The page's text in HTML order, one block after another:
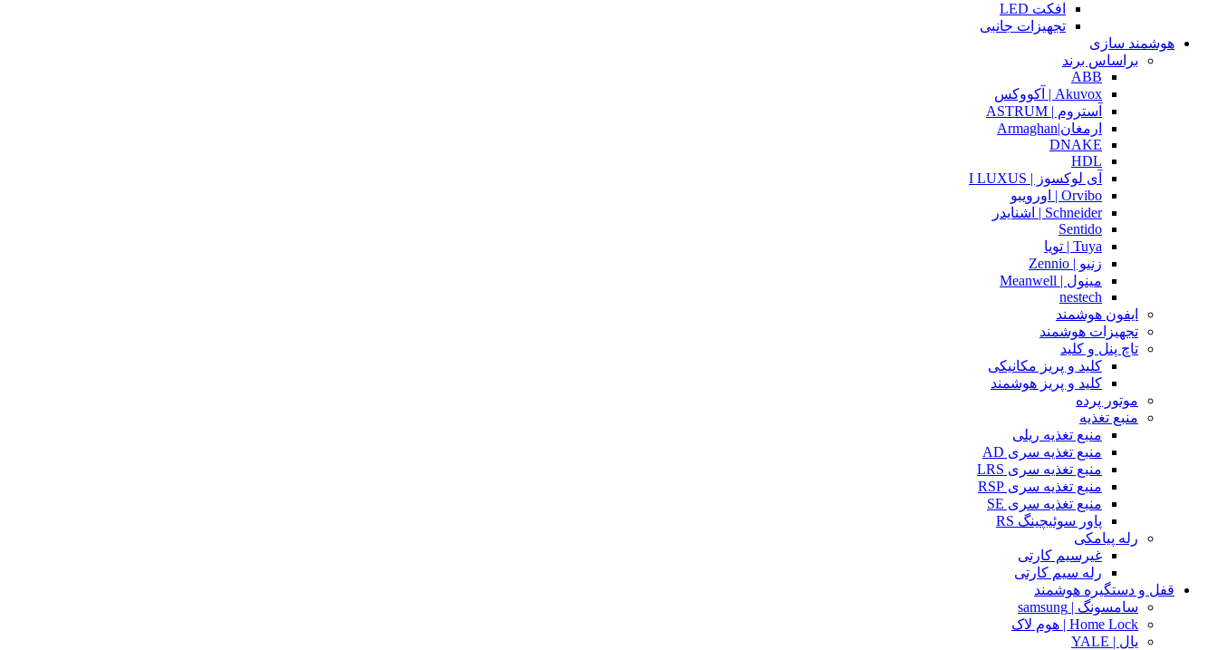
افکت LED
تجهیزات جانبی
هوشمند سازی
براساس برند
ABB
Akuvox | آکووکس
آستروم | ASTRUM
ارمغان|Armaghan
DNAKE
HDL
آی لوکسوز | I LUXUS
Orvibo | اورویبو
Schneider | اشنایدر
Sentido
Tuya | تویا
زنیو | Zennio
مینول | Meanwell
nestech
ایفون هوشمند
تجهیزات هوشمند
تاچ پنل و کلید
کلید و پریز مکانیکی
کلید و پریز هوشمند
موتور پرده
منبع تغذیه
منبع تغذیه ریلی
منبع تغذیه سری AD
منبع تغذیه سری LRS
منبع تغذیه سری RSP
منبع تغذیه سری SE
پاور سوئیچینگ RS
رله پیامکی
غیرسیم کارتی
رله سیم کارتی
قفل و دستگیره هوشمند
سامسونگ | samsung
Home Lock | هوم لاک
یال | YALE